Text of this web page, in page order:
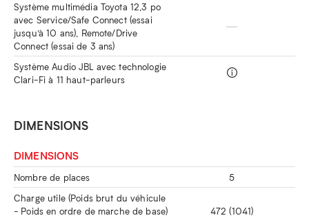
Système multimédia Toyota 12,3 po
avec Service/Safe Connect (essai
jusqu’à 10 ans), Remote/Drive
Connect (essai de 3 ans)
Système Audio JBL avec technologie
Clari-Fi à 11 haut-parleurs
DIMENSIONS
DIMENSIONS
Nombre de places
5
Charge utile (Poids brut du véhicule
- Poids en ordre de marche de base)
472 (1041)